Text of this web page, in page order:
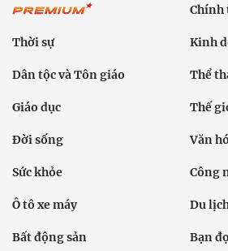
Thời sự Kinh
Dân tộc và Tôn giáo Thể
Giáo dục Thế
Đời sống Văn
Sức khỏe Công
Ô tô xe máy Du
Bất động sản Bạn